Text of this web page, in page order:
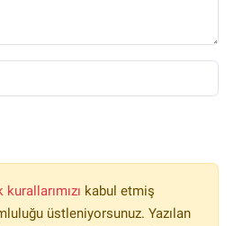
kabul etmiş
üstleniyorsunuz. Yazılan